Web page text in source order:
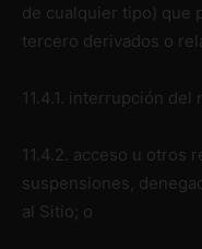
de cualquier tipo) que
tercero derivados o
11.4.1. interrupción del
11.4.2. acceso u otros
suspensiones,
al Sitio; o